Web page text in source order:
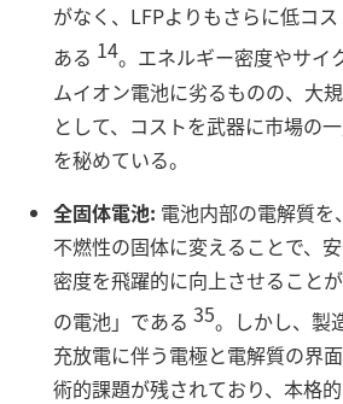
がなく、LFPよりもさらに低コ
ある 14。エネルギー密度やサイ
ムイオン電池に劣るものの、大
として、コストを武器に市場の
を秘めている。
全固体電池: 電池内部の電解質を
不燃性の固体に変えることで、
密度を飛躍的に向上させること
の電池」である 35。しかし、製
充放電に伴う電極と電解質の界
術的課題が残されており、本格